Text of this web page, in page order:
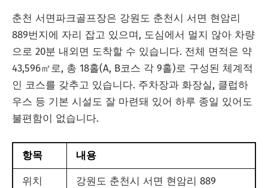
춘천 서면파크골프장은 강원도 춘천시 서면 현암리
889번지에 자리 잡고 있으며, 도심에서 멀지 않아 차량
으로 20분 내외면 도착할 수 있습니다. 전체 면적은 약
43,596㎡로, 총 18홀(A, B코스 각 9홀)로 구성된 체계적
인 코스를 갖추고 있습니다. 주차장과 화장실, 클럽하
우스 등 기본 시설도 잘 마련돼 있어 하루 종일 있어도
불편함이 없습니다.
항목 내용
위치 강원도 춘천시 서면 현암리 889